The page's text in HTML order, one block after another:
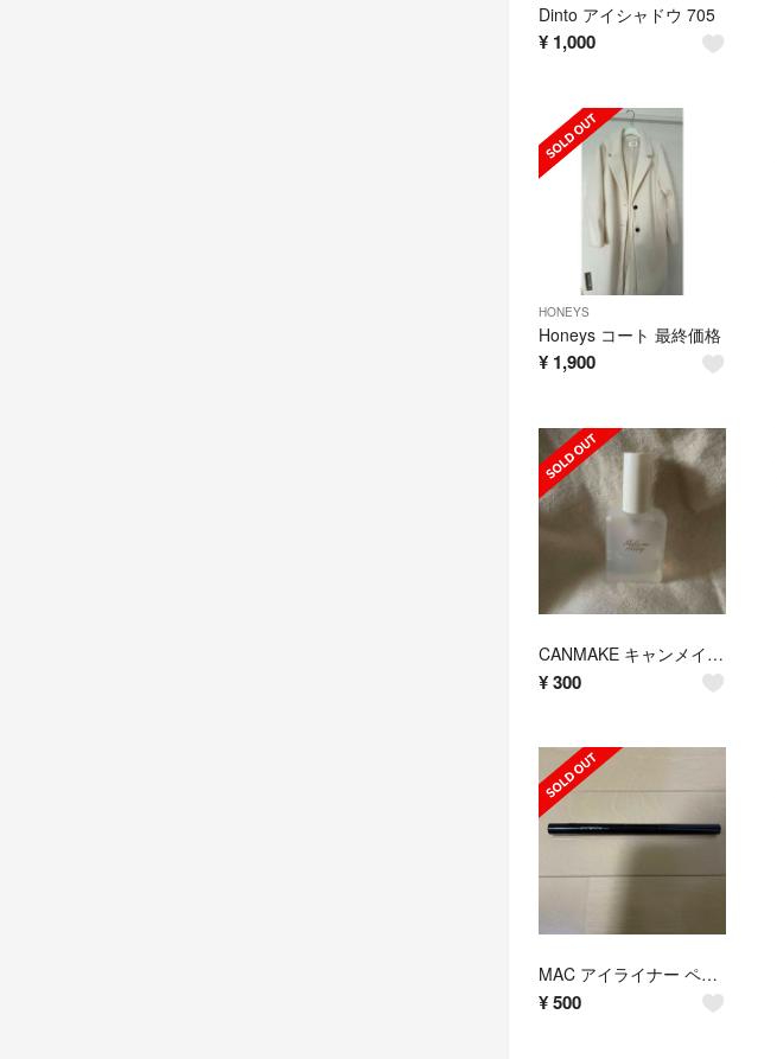
Dinto アイシャドウ 705
¥ 1,000
HONEYS
Honeys コート 最終価格
¥ 1,900
CANMAKE キャンメイク メイクミーハッピー ホワイト
¥300
MAC アイライナー ペンシル
¥500